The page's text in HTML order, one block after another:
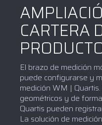
CARTERA
El brazo de medición
puede configurarse y
medición WM |
geométricos y de
Quartis pueden
La solución de